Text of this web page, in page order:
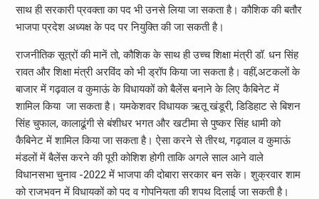
साथ ही सरकारी प्रवक्ता का पद भी उनसे लिया जा सकता है। कौशिक की बतौर
भाजपा प्रदेश अध्यक्ष के पद पर नियुक्ति की जा सकती है।
राजनीतिक सूत्रों की मानें तो, कौशिक के साथ ही उच्च शिक्षा मंत्री डॉ. धन सिंह
रावत और शिक्षा मंत्री अरविंद को भी ड्रॉप किया जा सकता है। वहीं,अटकलों के
बाजार में गढ़वाल व कुमाऊं के विधायकों को बैलेंस बनाने के लिए कैबिनेट में
शामिल किया जा सकता है। यमकेशवर विधायक ऋतू खंडूरी, डिडिहाट से बिशन
सिंह चुफाल, कालाढूंगी से बंशीधर भगत और खटीमा से पुष्कर सिंह धामी को
कैबिनेट में शामिल किया जा सकता है। ऐसा करने से तीरथ, गढ़वाल व कुमाऊं
मंडलों में बैलेंस करने की पूरी कोशिश होगी ताकि अगले साल आने वाले
विधानसभा चुनाव -2022 में भाजपा की दोबारा सरकार बन सके। शुक्रवार शाम
को राजभवन में विधायकों को पद व गोपनियता की शपथ दिलाई जा सकती है।